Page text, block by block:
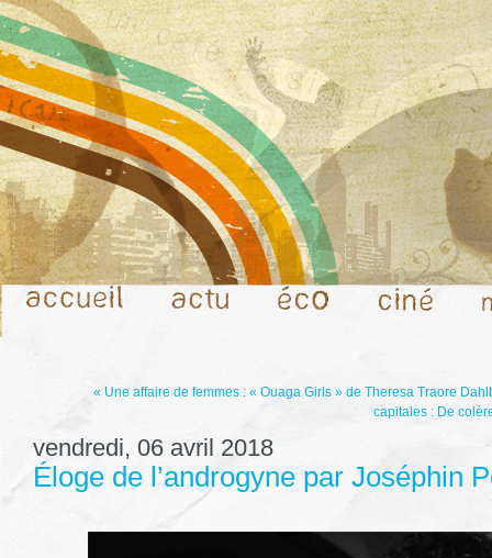
« Une affaire de femmes : « Ouaga Girls » de Theresa Traore
capitales : De
vendredi, 06 avril 2018
Éloge de l’androgyne par Joséphin